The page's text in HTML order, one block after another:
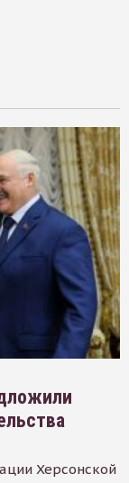
Херсонской